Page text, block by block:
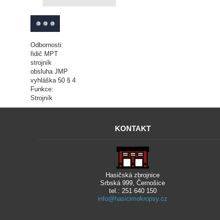
Odbornosti:
řidič MPT
strojník
obsluha JMP
vyhláška 50 § 4
Funkce:
Strojník
KONTAKT
Hasičská zbrojnice
Srbská 999, Černošice
tel.: 251 640 150
info@hasicimokropsy.cz